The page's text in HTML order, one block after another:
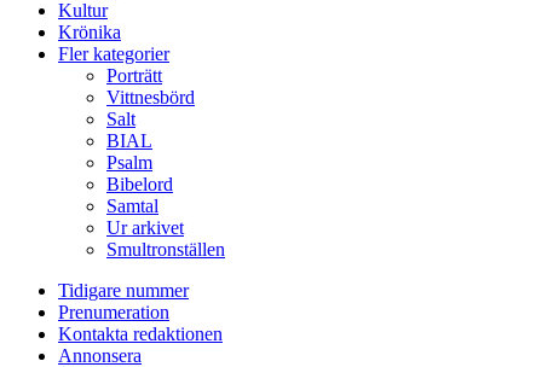
Kultur
Krönika
Fler kategorier
Porträtt
Vittnesbörd
Salt
BIAL
Psalm
Bibelord
Samtal
Ur arkivet
Smultronställen
Tidigare nummer
Prenumeration
Kontakta redaktionen
Annonsera